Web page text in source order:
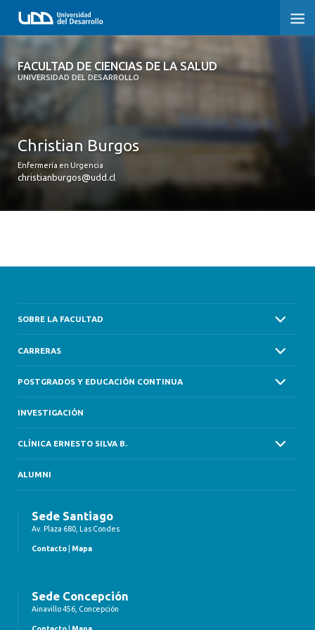
FACULTAD DE CIENCIAS DE LA SALUD
UNIVERSIDAD DEL DESARROLLO
FACULTAD DE CIENCIAS DE LA SALUD
POSTGRADOS Y EDUCACIÓN CONTINUA
Christian Burgos
Enfermería en Urgencia
christianburgos@udd.cl
SOBRE LA FACULTAD
CARRERAS
POSTGRADOS Y EDUCACIÓN CONTINUA
INVESTIGACIÓN
CLÍNICA ERNESTO SILVA B.
ALUMNI
Sede Santiago
Av. Plaza 680, Las Condes
Contacto Mapa
Sede Concepción
Ainavillo 456, Concepción